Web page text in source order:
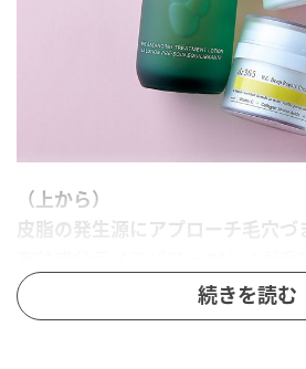
（上から）
皮脂の発生源にアプローチ毛穴づ
て皮脂分泌を抑制。ONE BY
ーナー 120ml ￥4,950〈編集部調
続きを読む